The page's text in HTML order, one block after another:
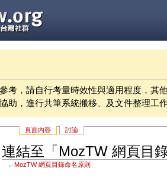
考，請自行考量時效性與適用程度，其
助，進行共筆系統搬移、及文件整理工
頁面內容 討論
連結至「MozTW 網頁目
← MozTW 網頁目錄命名原則